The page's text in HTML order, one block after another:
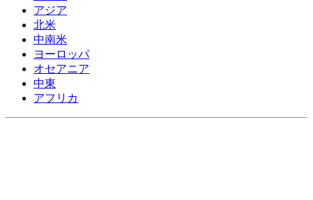
アジア
北米
中南米
ヨーロッパ
オセアニア
中東
アフリカ